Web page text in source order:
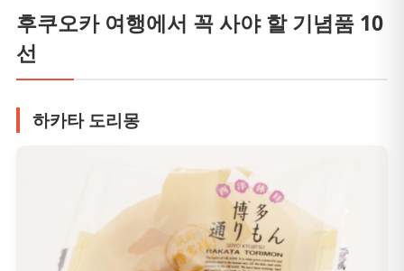
후쿠오카 여행에서 꼭 사야 할 기념품 10
선
하카타 도리몽